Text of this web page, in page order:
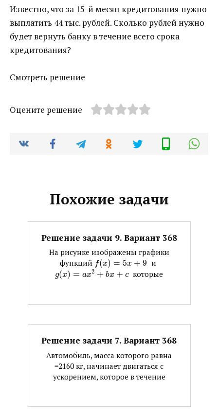
Известно, что за 15-й месяц кредитования нужно
выплатить 44 тыс. рублей. Сколько рублей нужно
будет вернуть банку в течение всего срока
кредитования?
Смотреть решение
Оцените решение
Похожие задачи
Решение задачи 9. Вариант 368
На рисунке изображены графики
функций ​ f(x) = 5x + 9 ​ и ​
g(x) = ax2 + bx + c ​ которые
Решение задачи 7. Вариант 368
Автомобиль, масса которого равна
=2160 кг, начинает двигаться с
ускорением, которое в течение